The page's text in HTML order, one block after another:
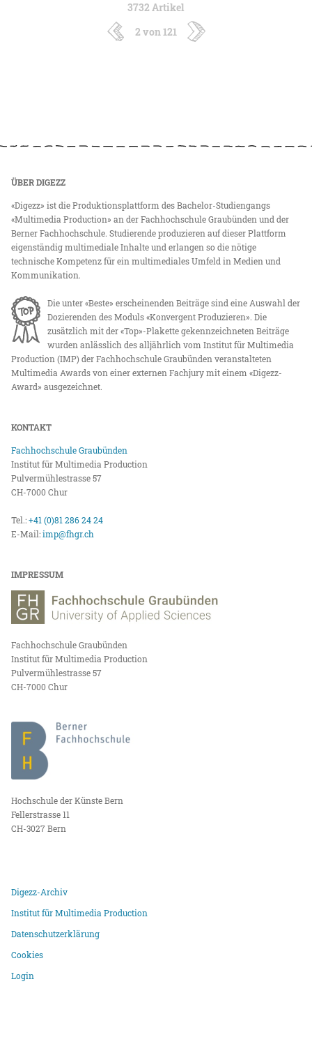
3732 Artikel
2 von 121
ÜBER DIGEZZ
«Digezz» ist die Produktionsplattform des Bachelor-Studiengangs
«Multimedia Production» an der Fachhochschule Graubünden und der
Berner Fachhochschule. Studierende produzieren auf dieser Plattform
eigenständig multimediale Inhalte und erlangen so die nötige
technische Kompetenz für ein multimediales Umfeld in Medien und
Kommunikation.
Die unter «Beste» erscheinenden Beiträge sind eine Auswahl der
Dozierenden des Moduls «Konvergent Produzieren». Die
zusätzlich mit der «Top»-Plakette gekennzeichneten Beiträge
wurden anlässlich des alljährlich vom Institut für Multimedia
Production (IMP) der Fachhochschule Graubünden veranstalteten
Multimedia Awards von einer externen Fachjury mit einem «Digezz-
Award» ausgezeichnet.
KONTAKT
Fachhochschule Graubünden
Institut für Multimedia Production
Pulvermühlestrasse 57
CH-7000 Chur
Tel.:+41 (0)81 286 24 24
E-Mail:imp@fhgr.ch
IMPRESSUM
Fachhochschule Graubünden
Institut für Multimedia Production
Pulvermühlestrasse 57
CH-7000 Chur
Hochschule der Künste Bern
Fellerstrasse 11
CH-3027 Bern
Digezz-Archiv
Institut für Multimedia Production
Datenschutzerklärung
Cookies
Login